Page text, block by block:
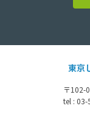
東京
〒102-
tel :